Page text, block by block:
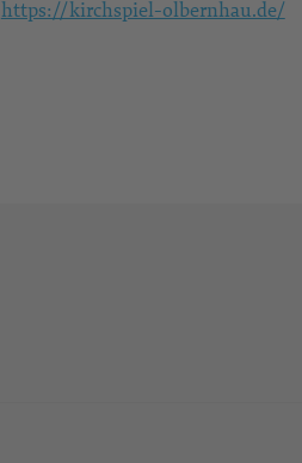
https://kirchspiel-olbernhau.de/